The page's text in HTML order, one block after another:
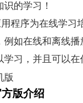
的学习！
程序为在线学习
例如在线和离线
习，并且可以在
版介绍